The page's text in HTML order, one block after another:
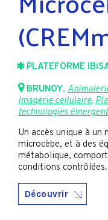
PLATEFORME
BRUNOY,
Imagerie cellulaire,
technologies
Un accès unique à
microcèbe, et à des
métabolique,
conditions contrôlées.
Découvrir